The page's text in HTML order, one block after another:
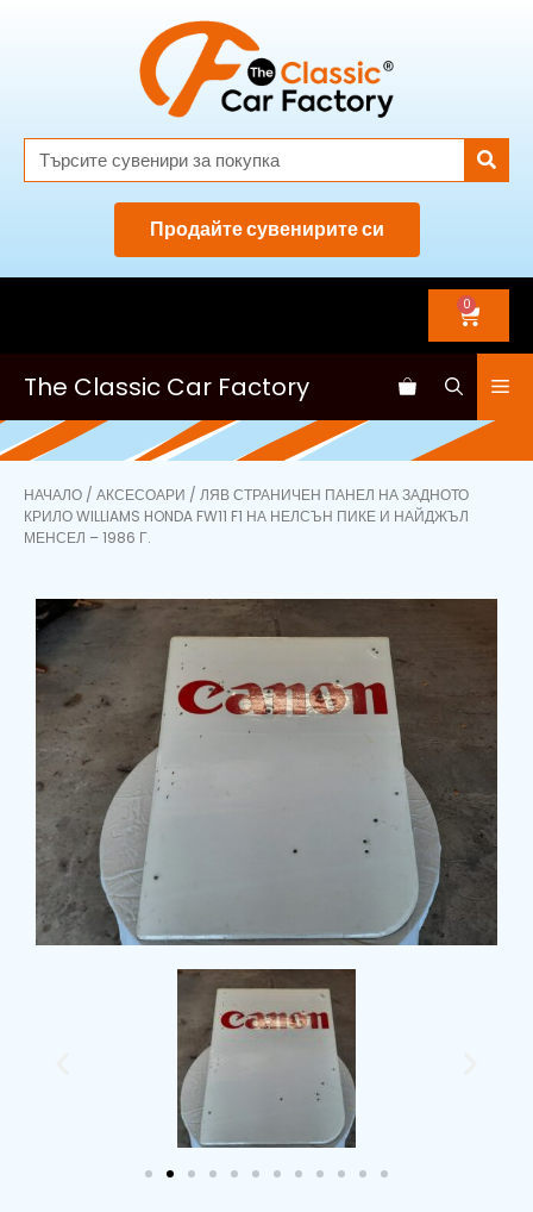
Продайте сувенирите си
0
The Classic Car Factory
НАЧАЛО / АКСЕСОАРИ / ЛЯВ СТРАНИЧЕН ПАНЕЛ НА ЗАДНОТО
КРИЛО WILLIAMS HONDA FW11 F1 НА НЕЛСЪН ПИКЕ И НАЙДЖЪЛ
МЕНСЕЛ – 1986 Г.